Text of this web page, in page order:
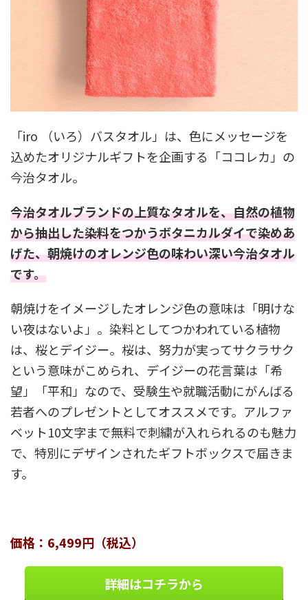
「iro （いろ）バスタオル」は、色にメッセージを
込めたオリジナルギフトを企画する「ココレカ」の
今治タオル。
今治タオルブランドの上質なタオルを、自然の植物
から抽出した染料をつかうボタニカルダイで染めあ
げた、朝焼けのオレンジ色の味わい深い今治タオル
です。
朝焼けをイメージしたオレンジ色の意味は「明けな
い夜はないよ」。染料としてつかわれている植物
は、桜とデイジー。桜は、努力が実ってサクラサク
という意味がこめられ、デイジーの花言葉は「希
望」「平和」なので、受験生や就職活動にがんばる
若者へのプレゼントとしてオススメです。アルファ
ベット10文字まで無料で刺繍が入れられるのも魅力
で、特別にデザインされたギフトボックスで届きま
す。
価格：6,499円（税込）
詳細はコチラから